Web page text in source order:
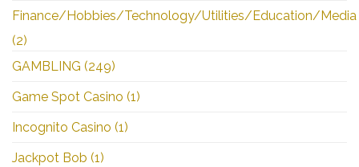
Finance/Hobbies/Technology/Utilities/Education/Media
(2)
GAMBLING (249)
Game Spot Casino (1)
Incognito Casino (1)
Jackpot Bob (1)